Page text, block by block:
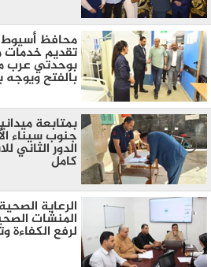
محافظ أسيوط
بوحدتي عرب
بالفتح ويوجه
بمتابعة
جنوب سيناء
الدور الثاني
كامل
الرعاية
المنشات
لرفع